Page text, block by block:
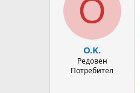
O
O.K.
Редовен
Потребител